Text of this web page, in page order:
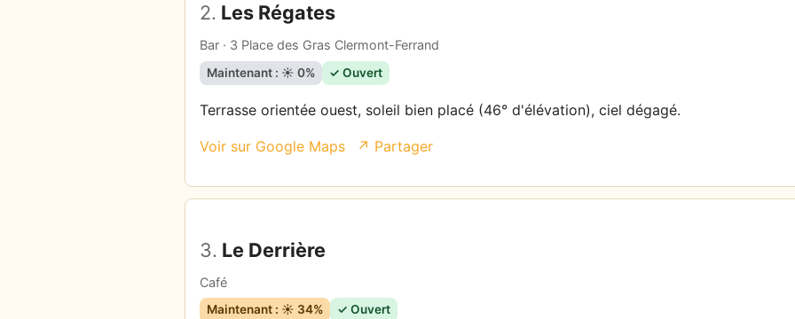
2. Les Régates
Bar · 3 Place des Gras Clermont-Ferrand
Maintenant : ☀️ 0% ✓ Ouvert
Terrasse orientée ouest, soleil bien placé (46° d'élévation), ciel dégagé.
Voir sur Google Maps ↗ Partager
3. Le Derrière
Café
Maintenant : ☀️ 34% ✓ Ouvert